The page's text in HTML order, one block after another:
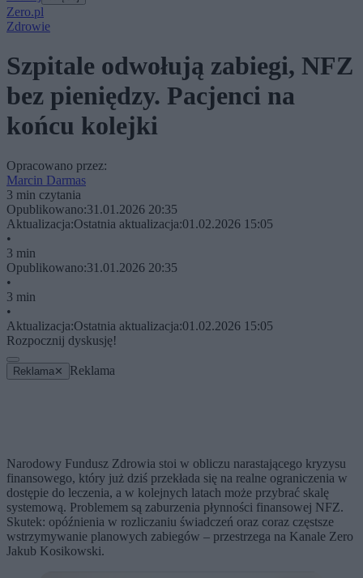
Zero.pl
Zdrowie
Szpitale odwołują zabiegi, NFZ
bez pieniędzy. Pacjenci na
końcu kolejki
Opracowano przez:
Marcin Darmas
3 min czytania
Opublikowano:31.01.2026 20:35
Aktualizacja:Ostatnia aktualizacja:01.02.2026 15:05
•
3 min
Opublikowano:31.01.2026 20:35
•
3 min
•
Aktualizacja:Ostatnia aktualizacja:01.02.2026 15:05
Rozpocznij dyskusję!
Reklama ✕ Reklama
Narodowy Fundusz Zdrowia stoi w obliczu narastającego kryzysu
finansowego, który już dziś przekłada się na realne ograniczenia w
dostępie do leczenia, a w kolejnych latach może przybrać skalę
systemową. Problemem są zaburzenia płynności finansowej NFZ.
Skutek: opóźnienia w rozliczaniu świadczeń oraz coraz częstsze
wstrzymywanie planowych zabiegów – przestrzega na Kanale Zero
Jakub Kosikowski.